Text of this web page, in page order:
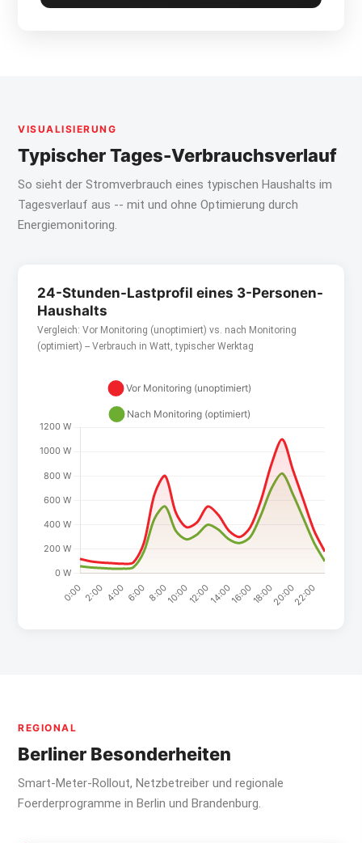
VISUALISIERUNG
Typischer Tages-Verbrauchsverlauf
So sieht der Stromverbrauch eines typischen Haushalts im
Tagesverlauf aus -- mit und ohne Optimierung durch
Energiemonitoring.
24-Stunden-Lastprofil eines 3-Personen-
Haushalts
Vergleich: Vor Monitoring (unoptimiert) vs. nach Monitoring
(optimiert) -- Verbrauch in Watt, typischer Werktag
REGIONAL
Berliner Besonderheiten
Smart-Meter-Rollout, Netzbetreiber und regionale
Foerderprogramme in Berlin und Brandenburg.